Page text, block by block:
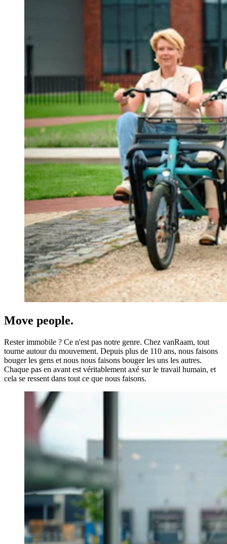
Move people.
Rester immobile ? Ce n'est pas notre genre. Chez vanRaam, tout
tourne autour du mouvement. Depuis plus de 110 ans, nous faisons
bouger les gens et nous nous faisons bouger les uns les autres.
Chaque pas en avant est véritablement axé sur le travail humain, et
cela se ressent dans tout ce que nous faisons.